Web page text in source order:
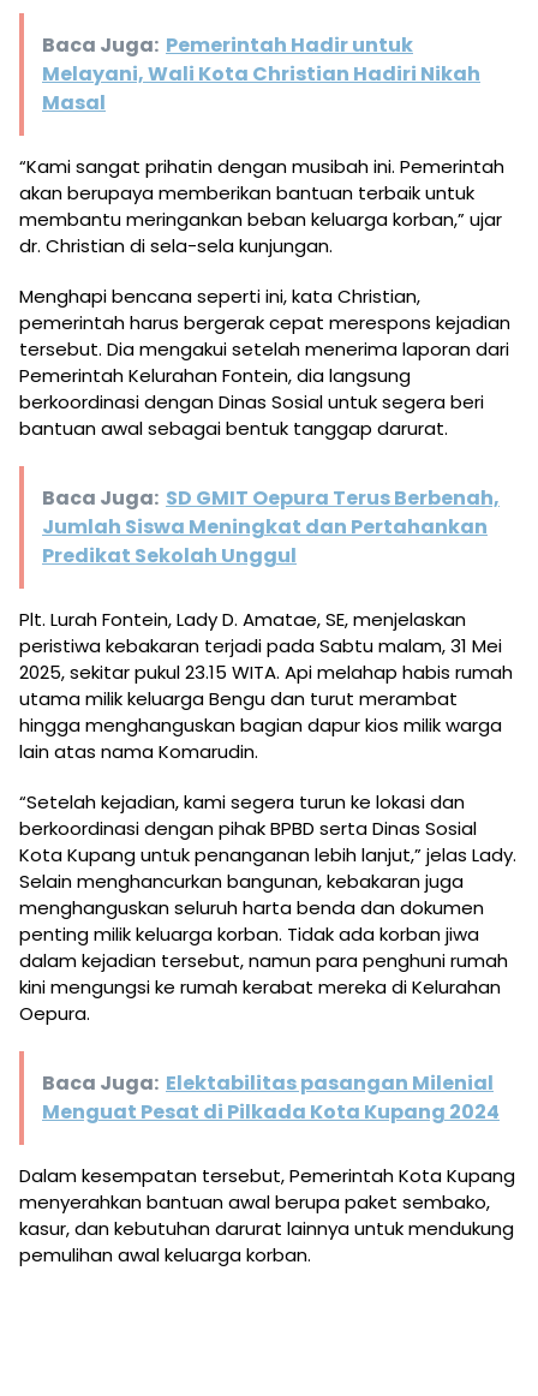
Baca Juga: Pemerintah Hadir untuk
Melayani, Wali Kota Christian Hadiri Nikah
Masal
“Kami sangat prihatin dengan musibah ini. Pemerintah
akan berupaya memberikan bantuan terbaik untuk
membantu meringankan beban keluarga korban,” ujar
dr. Christian di sela-sela kunjungan.
Menghapi bencana seperti ini, kata Christian,
pemerintah harus bergerak cepat merespons kejadian
tersebut. Dia mengakui setelah menerima laporan dari
Pemerintah Kelurahan Fontein, dia langsung
berkoordinasi dengan Dinas Sosial untuk segera beri
bantuan awal sebagai bentuk tanggap darurat.
Baca Juga: SD GMIT Oepura Terus Berbenah,
Jumlah Siswa Meningkat dan Pertahankan
Predikat Sekolah Unggul
Plt. Lurah Fontein, Lady D. Amatae, SE, menjelaskan
peristiwa kebakaran terjadi pada Sabtu malam, 31 Mei
2025, sekitar pukul 23.15 WITA. Api melahap habis rumah
utama milik keluarga Bengu dan turut merambat
hingga menghanguskan bagian dapur kios milik warga
lain atas nama Komarudin.
“Setelah kejadian, kami segera turun ke lokasi dan
berkoordinasi dengan pihak BPBD serta Dinas Sosial
Kota Kupang untuk penanganan lebih lanjut,” jelas Lady.
Selain menghancurkan bangunan, kebakaran juga
menghanguskan seluruh harta benda dan dokumen
penting milik keluarga korban. Tidak ada korban jiwa
dalam kejadian tersebut, namun para penghuni rumah
kini mengungsi ke rumah kerabat mereka di Kelurahan
Oepura.
Baca Juga: Elektabilitas pasangan Milenial
Menguat Pesat di Pilkada Kota Kupang 2024
Dalam kesempatan tersebut, Pemerintah Kota Kupang
menyerahkan bantuan awal berupa paket sembako,
kasur, dan kebutuhan darurat lainnya untuk mendukung
pemulihan awal keluarga korban.